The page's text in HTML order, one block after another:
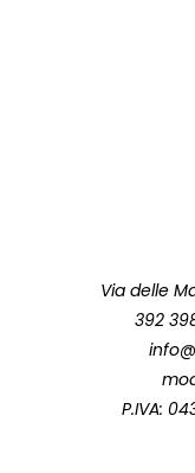
Via delle
392
P.IVA: